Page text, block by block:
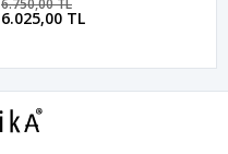
6.025,00 TL